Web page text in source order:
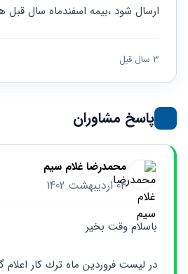
برنامه نویسی
طلاق
خانواده
حقوقی
کسب
سئو و
سایت
ثبت
ارسال شود ،بیمه اسفندماه سال
3 سال قبل
پاسخ مشاوران
محمدرضا غلام سیم
04 اردیبهشت 1402
باسلام وقت بخير
در ليست فروردين ماه ترك كار اعلام